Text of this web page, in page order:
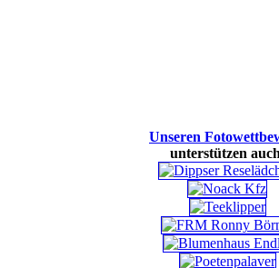
Unseren
unterstützen